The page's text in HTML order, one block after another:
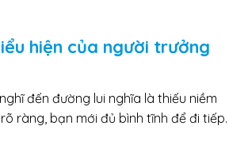
hiện của người trưởng
đến đường lui nghĩa là thiếu niềm
ràng, bạn mới đủ bình tĩnh để đi tiếp.